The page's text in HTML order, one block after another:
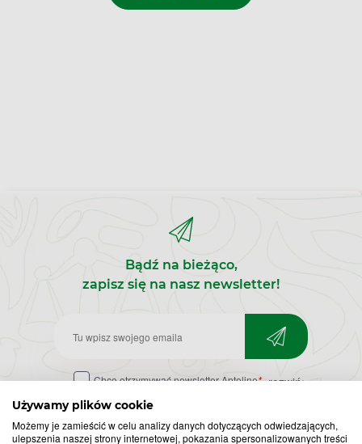
Używamy plików cookie
Możemy je zamieścić w celu analizy danych dotyczących odwiedzających,
ulepszenia naszej strony internetowej, pokazania spersonalizowanych treści
Bądź na bieżąco,
zapisz się na nasz newsletter!
Zapisz
do
newslettera
Chcę otrzymywać newsletter Apteline* rozwiń>